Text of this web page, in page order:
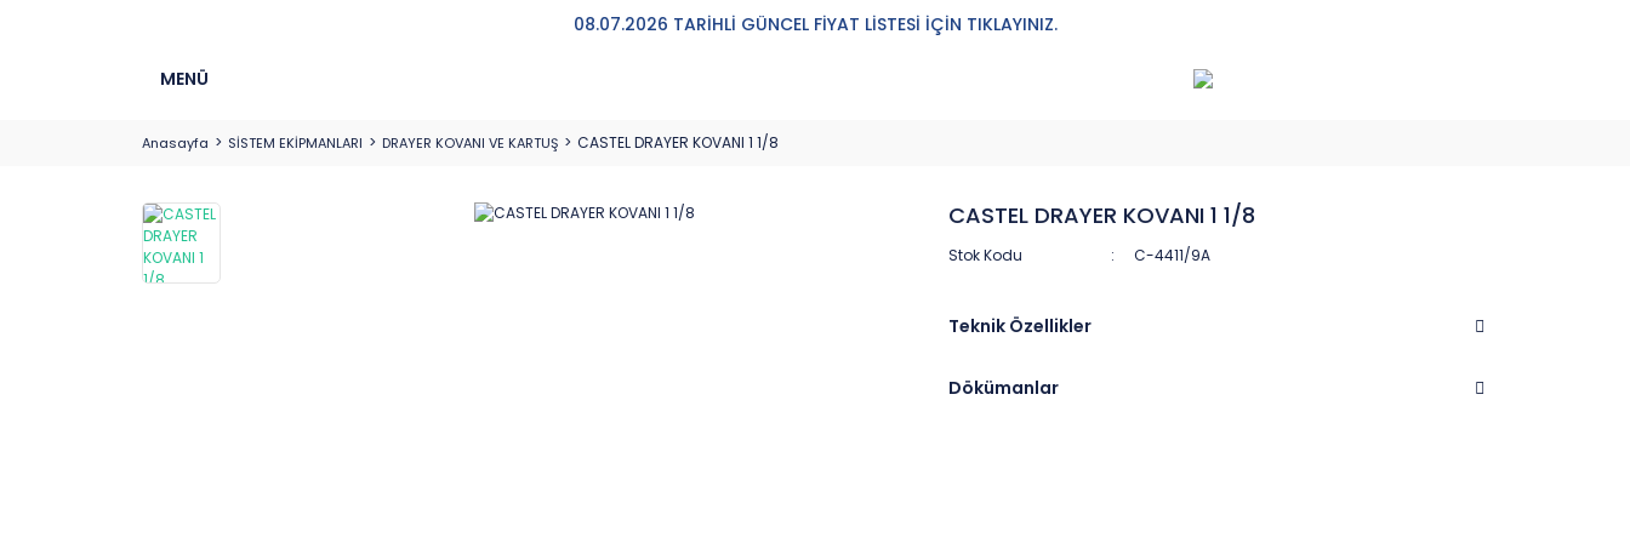
08.07.2026 TARİHLİ GÜNCEL FİYAT LİSTESİ İÇİN TIKLAYINIZ.
MENÜ
Anasayfa SİSTEM EKİPMANLARI DRAYER KOVANI VE KARTUŞ CASTEL DRAYER KOVANI 1 1/8
CASTEL DRAYER KOVANI 1 1/8
Stok Kodu C-4411/9A
Teknik Özellikler
Dökümanlar